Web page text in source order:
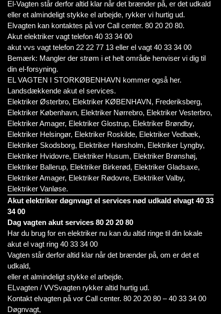
El-Vagten står derfor altid klar når det brænder på, er det udkald
eller et almindeligt stykke el arbejde, rykker vi hurtig ud.
Elvagten kan kontaktes på vor Call center. 80 20 20 80.
Akut elektriker vagt telefon 40 33 34 00
akut vvs vagt telefon 22 22 77 13 eller el vagt 40 33 34 00
Bemærk: Mangler der strøm i et helt område henviser vi dig til
din el-forsyning.
EL VAGTEN I STORKØBENHAVN kommer også her.
Landsdækkende akut el services.
Elektriker Østerbro, Elektriker KØBENHAVN, Frederiksberg,
Elektriker København, Elektriker Nørrebro, Elektriker Vesterbro,
Elektriker Amager, Elektriker Glostrup, Elektriker Brøndby,
Elektriker Helsingør, Elektriker Roskilde, Elektriker Vedbæk,
Elektriker Skodsborg, Elektriker Hørsholm, Elektriker Lyngby,
Elektriker Hvidovre, Elektriker Husum, Elektriker Brønshøj,
Elektriker Ballerup, Elektriker Birkerød, Elektriker Gladsaxe,
Elektriker Amager, Elektriker Rødovre, Elektriker Valby,
Elektriker Vanløse.
Akut elektriker døgnvagt el services nød udkald elvagt 40 33
34 00
Dag vagten akut services 80 20 20 80
Har du brug for en elektriker nu kan du altid ringe til din lokale
akut el vagt ring 40 33 34 00
Vagten står derfor altid klar når det brænder på, om er det et
udkald,
eller et almindeligt stykke el arbejde.
ELvagten / VVSvagten rykker altid hurtig ud.
Kontakt elvagten på vor Call center. 80 20 20 80 – 40 33 34 00
Døgnvagt,